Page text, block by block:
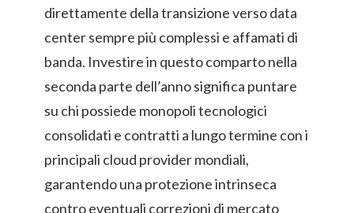
direttamente della transizione verso data
center sempre più complessi e affamati di
banda. Investire in questo comparto nella
seconda parte dell’anno significa puntare
su chi possiede monopoli tecnologici
consolidati e contratti a lungo termine con i
principali cloud provider mondiali,
garantendo una protezione intrinseca
contro eventuali correzioni di mercato